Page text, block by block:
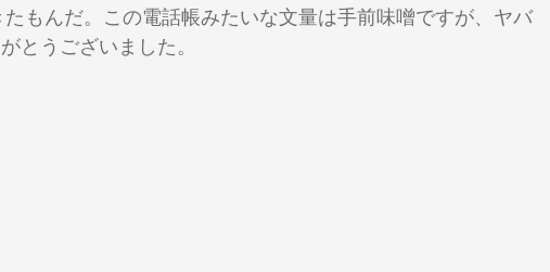
もんだ。この電話帳みたいな文量は手前味噌ですが、ヤバ
とうございました。